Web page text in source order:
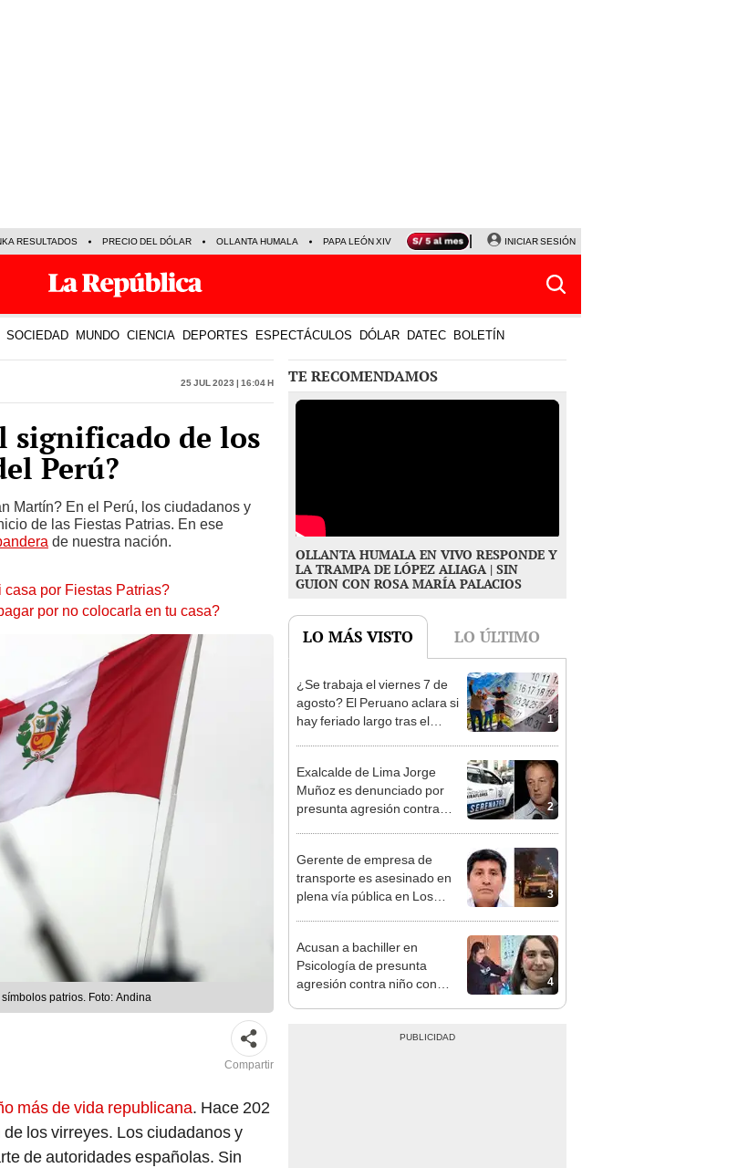
RESULTADOS PRECIO DEL DÓLAR OLLANTA HUMALA PAPA LEÓN XIV NALDY SALDAÑA LA BELLA LUZ
INICIAR SESIÓN
SOCIEDAD MUNDO CIENCIA DEPORTES ESPECTÁCULOS DÓLAR DATEC BOLETÍN
25 Jul 2023 | 16:04 h
significado de los
Perú?
Martín? En el Perú, los ciudadanos y
de las Fiestas Patrias. En ese
de nuestra nación.
por Fiestas Patrias?
por no colocarla en tu casa?
patrios. Foto: Andina
Compartir
más de vida republicana. Hace 202
los virreyes. Los ciudadanos y
de autoridades españolas. Sin
TE RECOMENDAMOS
OLLANTA HUMALA EN VIVO RESPONDE Y
LA TRAMPA DE LÓPEZ ALIAGA | SIN
GUION CON ROSA MARÍA PALACIOS
LO MÁS VISTO LO ÚLTIMO
1
¿Se trabaja el viernes 7 de
agosto? El Peruano aclara si
hay feriado largo tras el
2
Exalcalde de Lima Jorge
Muñoz es denunciado por
presunta agresión contra
3
Gerente de empresa de
transporte es asesinado en
plena vía pública en Los
4
Acusan a bachiller en
Psicología de presunta
agresión contra niño con